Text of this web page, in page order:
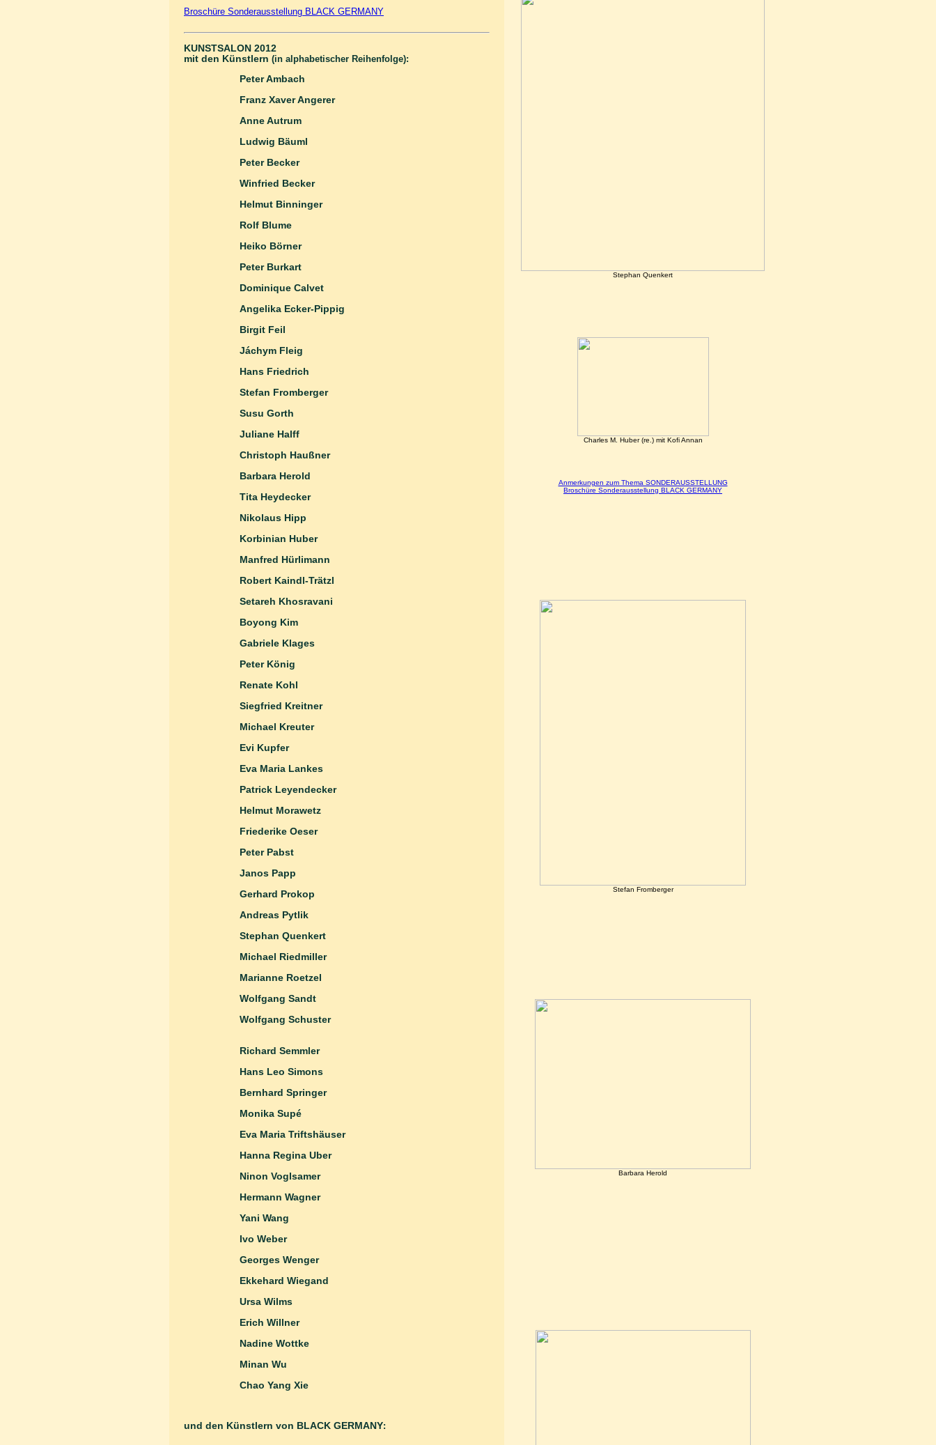
Broschüre Sonderausstellung BLACK GERMANY
KUNSTSALON 2012
mit den Künstlern (in alphabetischer Reihenfolge):
Peter Ambach
Franz Xaver Angerer
Anne Autrum
Ludwig Bäuml
Peter Becker
Winfried Becker
Helmut Binninger
Rolf Blume
Heiko Börner
Peter Burkart
Dominique Calvet
Angelika Ecker-Pippig
Birgit Feil
Jáchym Fleig
Hans Friedrich
Stefan Fromberger
Susu Gorth
Juliane Halff
Christoph Haußner
Barbara Herold
Tita Heydecker
Nikolaus Hipp
Korbinian Huber
Manfred Hürlimann
Robert Kaindl-Trätzl
Setareh Khosravani
Boyong Kim
Gabriele Klages
Peter König
Renate Kohl
Siegfried Kreitner
Michael Kreuter
Evi Kupfer
Eva Maria Lankes
Patrick Leyendecker
Helmut Morawetz
Friederike Oeser
Peter Pabst
Janos Papp
Gerhard Prokop
Andreas Pytlik
Stephan Quenkert
Michael Riedmiller
Marianne Roetzel
Wolfgang Sandt
Wolfgang Schuster
Richard Semmler
Hans Leo Simons
Bernhard Springer
Monika Supé
Eva Maria Triftshäuser
Hanna Regina Uber
Ninon Voglsamer
Hermann Wagner
Yani Wang
Ivo Weber
Georges Wenger
Ekkehard Wiegand
Ursa Wilms
Erich Willner
Nadine Wottke
Minan Wu
Chao Yang Xie
und den Künstlern von BLACK GERMANY:
Stephan Quenkert
Charles M. Huber (re.) mit Kofi Annan
Anmerkungen zum Thema SONDERAUSSTELLUNG
Broschüre Sonderausstellung BLACK GERMANY
Stefan Fromberger
Barbara Herold